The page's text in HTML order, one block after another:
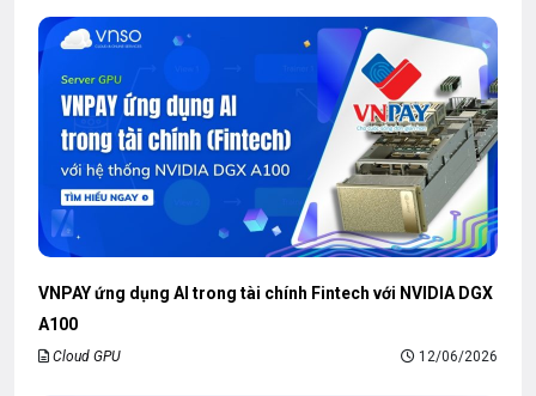
VNPAY ứng dụng AI trong tài chính Fintech với NVIDIA DGX
A100
Cloud GPU 12/06/2026